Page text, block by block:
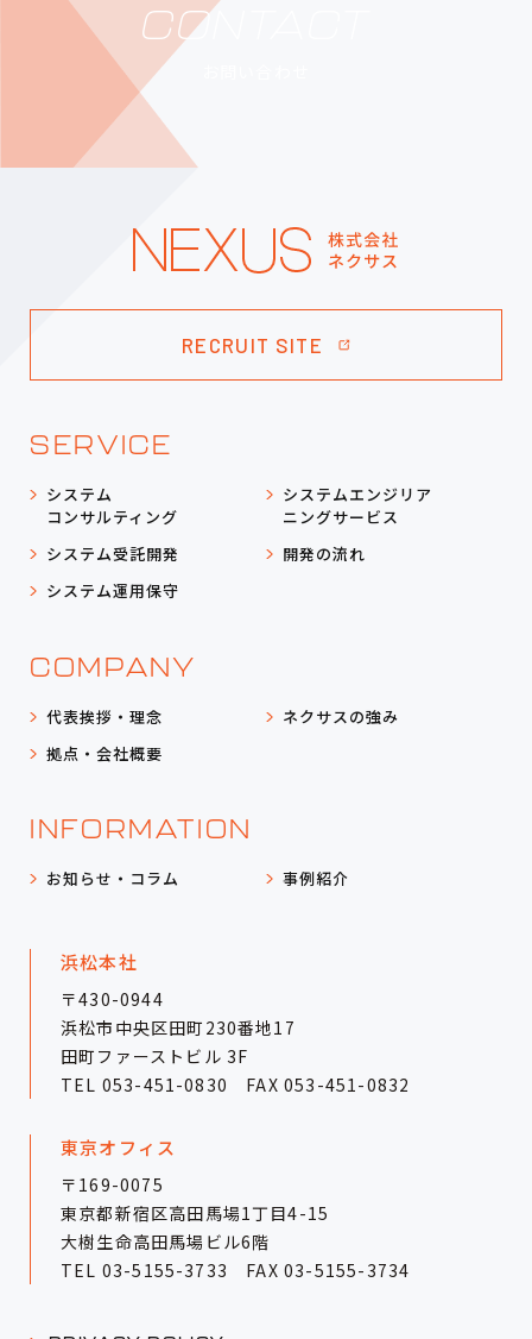
CONTACT
RECRUIT SITE
SERVICE
システム
コンサルティング
システム受託開発
システム運用保守
システムエンジリア
ニングサービス
開発の流れ
COMPANY
代表挨拶・理念
拠点・会社概要
ネクサスの強み
INFORMATION
お知らせ・コラム 事例紹介
浜松本社
〒430-0944
浜松市中央区田町230番地17
田町ファーストビル 3F
TEL 053-451-0830 FAX 053-451-0832
東京オフィス
〒169-0075
東京都新宿区高田馬場1丁目4-15
大樹生命高田馬場ビル6階
TEL 03-5155-3733 FAX 03-5155-3734